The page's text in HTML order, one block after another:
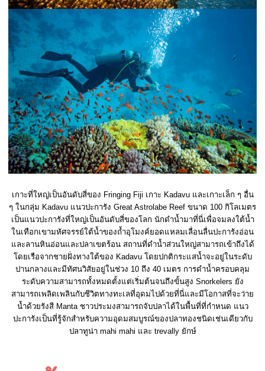
เกาะที่ใหญ่เป็นอันดับสี่ของ Fringing Fiji เกาะ Kadavu และเกาะเล็ก ๆ อื่น
ๆ ในกลุ่ม Kadavu แนวปะการัง Great Astrolabe Reef ขนาด 100 กิโลเมตร
เป็นแนวปะการังที่ใหญ่เป็นอันดับสี่ของโลก นักดำน้ำมาที่นี่เพื่อจมลงใต้น้ำ
ในเทือกเขามหัศจรรย์ใต้น้ำของถ้ำอุโมงค์ยอดแหลมเลื่อนลื่นปะการังอ่อน
และลานหินอ่อนและปลาเขตร้อน สถานที่ดำน้ำส่วนใหญ่สามารถเข้าถึงได้
โดยเรือจากชายฝั่งทางใต้ของ Kadavu โดยปกติกระแสน้ำจะอยู่ในระดับ
ปานกลางและมีทัศนวิสัยอยู่ในช่วง 10 ถึง 40 เมตร การดำน้ำครอบคลุม
ระดับความสามารถทั้งหมดตั้งแต่เริ่มต้นจนถึงขั้นสูง Snorkelers ยัง
สามารถเพลิดเพลินกับชีวิตทางทะเลที่อุดมไปด้วยที่นี่และมีโอกาสที่จะว่าย
น้ำด้วยรังสี Manta ชาวประมงสามารถจับปลาได้ในพื้นที่ที่กำหนด แนว
ปะการังเป็นที่รู้จักสำหรับความอุดมสมบูรณ์ของปลาทองชนิดเช่นเดียวกับ
ปลาทูน่า mahi mahi และ trevally ยักษ์